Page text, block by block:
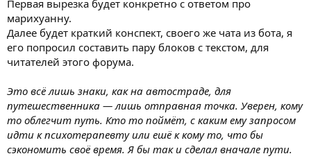
Первая вырезка будет конкретно с ответом про
марихуанну.
Далее будет краткий конспект, своего же чата из бота, я
его попросил составить пару блоков с текстом, для
читателей этого форума.
Это всё лишь знаки, как на автостраде, для
путешественника — лишь отправная точка. Уверен, кому
то облегчит путь. Кто то поймёт, с каким ему запросом
идти к психотерапевту или ешё к кому то, что бы
сэкономить своё время. Я бы так и сделал вначале пути.